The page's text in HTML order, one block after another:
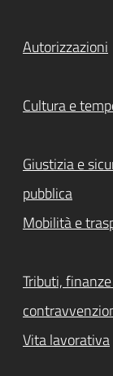
Autorizzazioni
Cultura e
Giustizia e
pubblica
Mobilità e
Tributi,
Vita lavorativa